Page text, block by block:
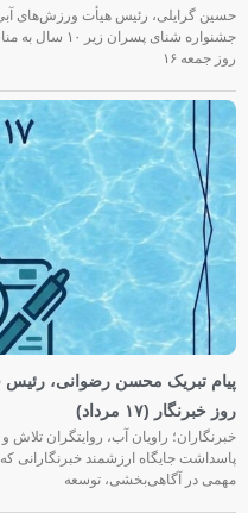
حسین گرایلی، رئیس هیأت ورزش‌های
جشنواره شنای
روز جمعه‌ ۱۶
پیام تبریک محسن رضوانی،
روز خبرنگار (۱۷ مرداد)
پاسداشت جایگاه ارزشمند خبرنگارانی
مهمی در آگاهی‌بخشی، توسعه